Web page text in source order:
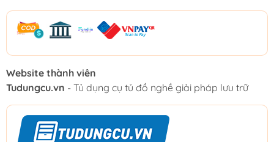
Website thành viên
Tudungcu.vn - Tủ dụng cụ tủ đồ nghề giải pháp lưu trữ